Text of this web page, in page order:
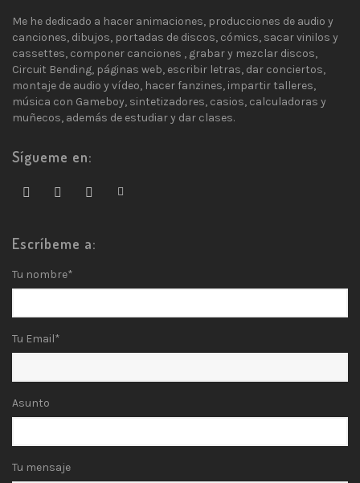
Me he dedicado a hacer animaciones, producciones de audio y
canciones, dibujos, portadas de discos, cómics, sacar vinilos y
cassettes, componer canciones , grabar y mezclar discos,
Circuit Bending, páginas web, escribir letras, dar conciertos,
montaje de audio y vídeo, hacer fanzines, impartir talleres,
música con Gameboy, sintetizadores, casios, calculadoras y
muñecos, además de estudiar y dar clases.
Sígueme en:
Escríbeme a:
Tu nombre*
Tu Email*
Asunto
Tu mensaje